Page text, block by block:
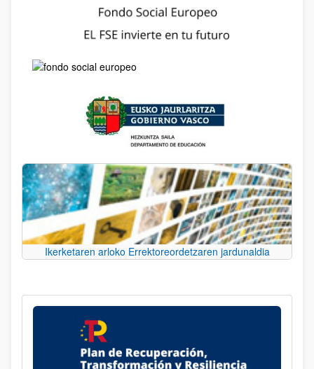
Ikerketaren arloko Errektoreordetzaren jardunaldia